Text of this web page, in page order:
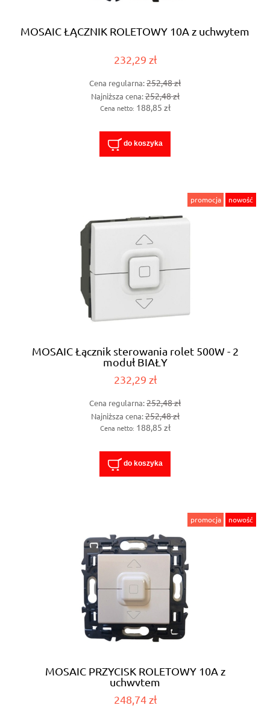
MOSAIC ŁĄCZNIK ROLETOWY 10A z uchwytem
232,29 zł
Cena regularna:252,48 zł
Najniższa cena:252,48 zł
Cena netto: 188,85 zł
do koszyka
MOSAIC Łącznik sterowania rolet 500W - 2
moduł BIAŁY
232,29 zł
Cena regularna:252,48 zł
Najniższa cena:252,48 zł
Cena netto: 188,85 zł
do koszyka
promocja nowość
MOSAIC PRZYCISK ROLETOWY 10A z
uchwytem
248,74 zł
promocja nowość